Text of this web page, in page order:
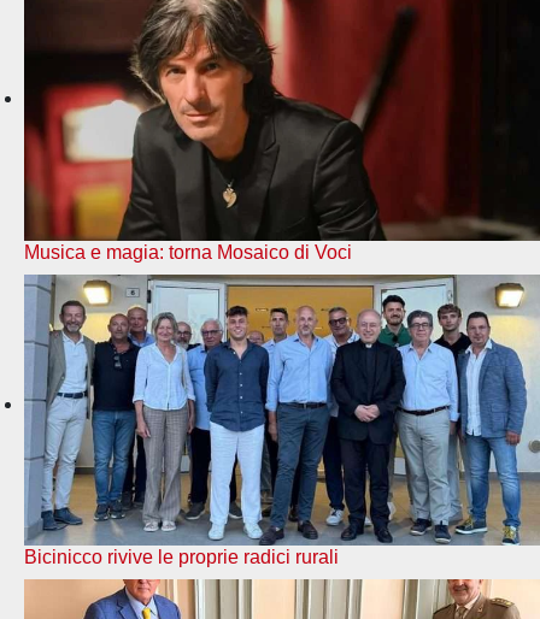
Musica e magia: torna Mosaico di Voci
Bicinicco rivive le proprie radici rurali